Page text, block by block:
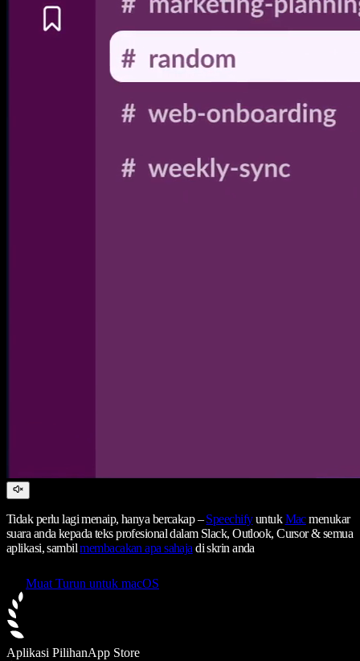
Tidak perlu lagi menaip, hanya bercakap –SpeechifyuntukMacmenukar
suara anda kepada teks profesional dalam Slack, Outlook, Cursor & semua
aplikasi, sambilmembacakan apa sahaja di skrin anda
Muat Turun untuk macOS
Aplikasi PilihanApp Store